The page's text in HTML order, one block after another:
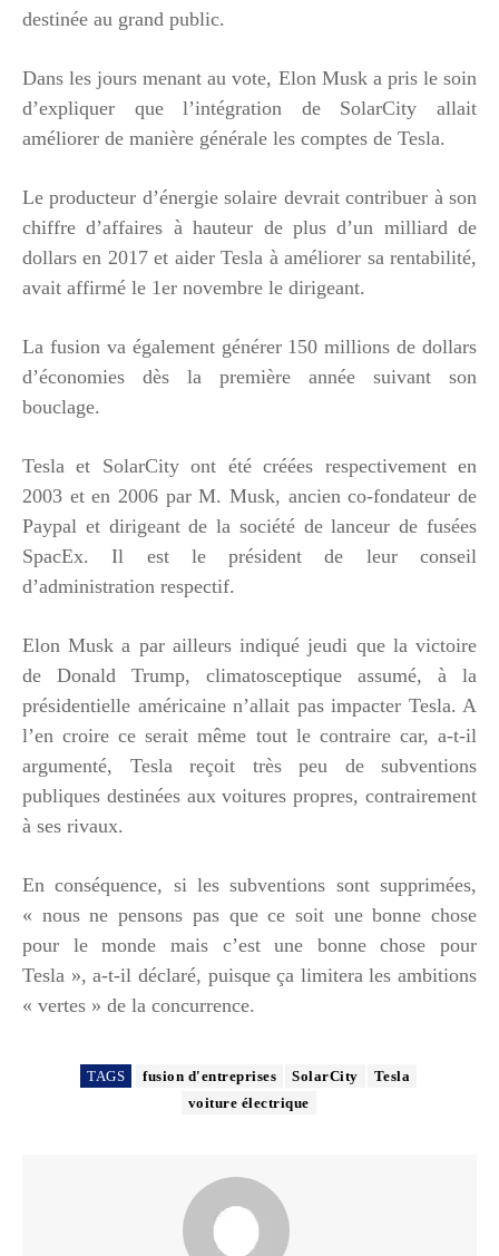
destinée au grand public.
Dans les jours menant au vote, Elon Musk a pris le soin
d’expliquer que l’intégration de SolarCity allait
améliorer de manière générale les comptes de Tesla.
Le producteur d’énergie solaire devrait contribuer à son
chiffre d’affaires à hauteur de plus d’un milliard de
dollars en 2017 et aider Tesla à améliorer sa rentabilité,
avait affirmé le 1er novembre le dirigeant.
La fusion va également générer 150 millions de dollars
d’économies dès la première année suivant son
bouclage.
Tesla et SolarCity ont été créées respectivement en
2003 et en 2006 par M. Musk, ancien co-fondateur de
Paypal et dirigeant de la société de lanceur de fusées
SpacEx. Il est le président de leur conseil
d’administration respectif.
Elon Musk a par ailleurs indiqué jeudi que la victoire
de Donald Trump, climatosceptique assumé, à la
présidentielle américaine n’allait pas impacter Tesla. A
l’en croire ce serait même tout le contraire car, a-t-il
argumenté, Tesla reçoit très peu de subventions
publiques destinées aux voitures propres, contrairement
à ses rivaux.
En conséquence, si les subventions sont supprimées,
« nous ne pensons pas que ce soit une bonne chose
pour le monde mais c’est une bonne chose pour
Tesla », a-t-il déclaré, puisque ça limitera les ambitions
« vertes » de la concurrence.
TAGS fusion d'entreprises SolarCity
Tesla
voiture électrique